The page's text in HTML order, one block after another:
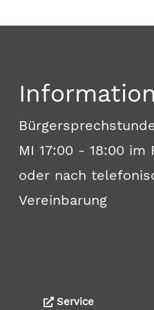
MI 17:00 - 18:00 im
oder nach
Vereinbarung
Service